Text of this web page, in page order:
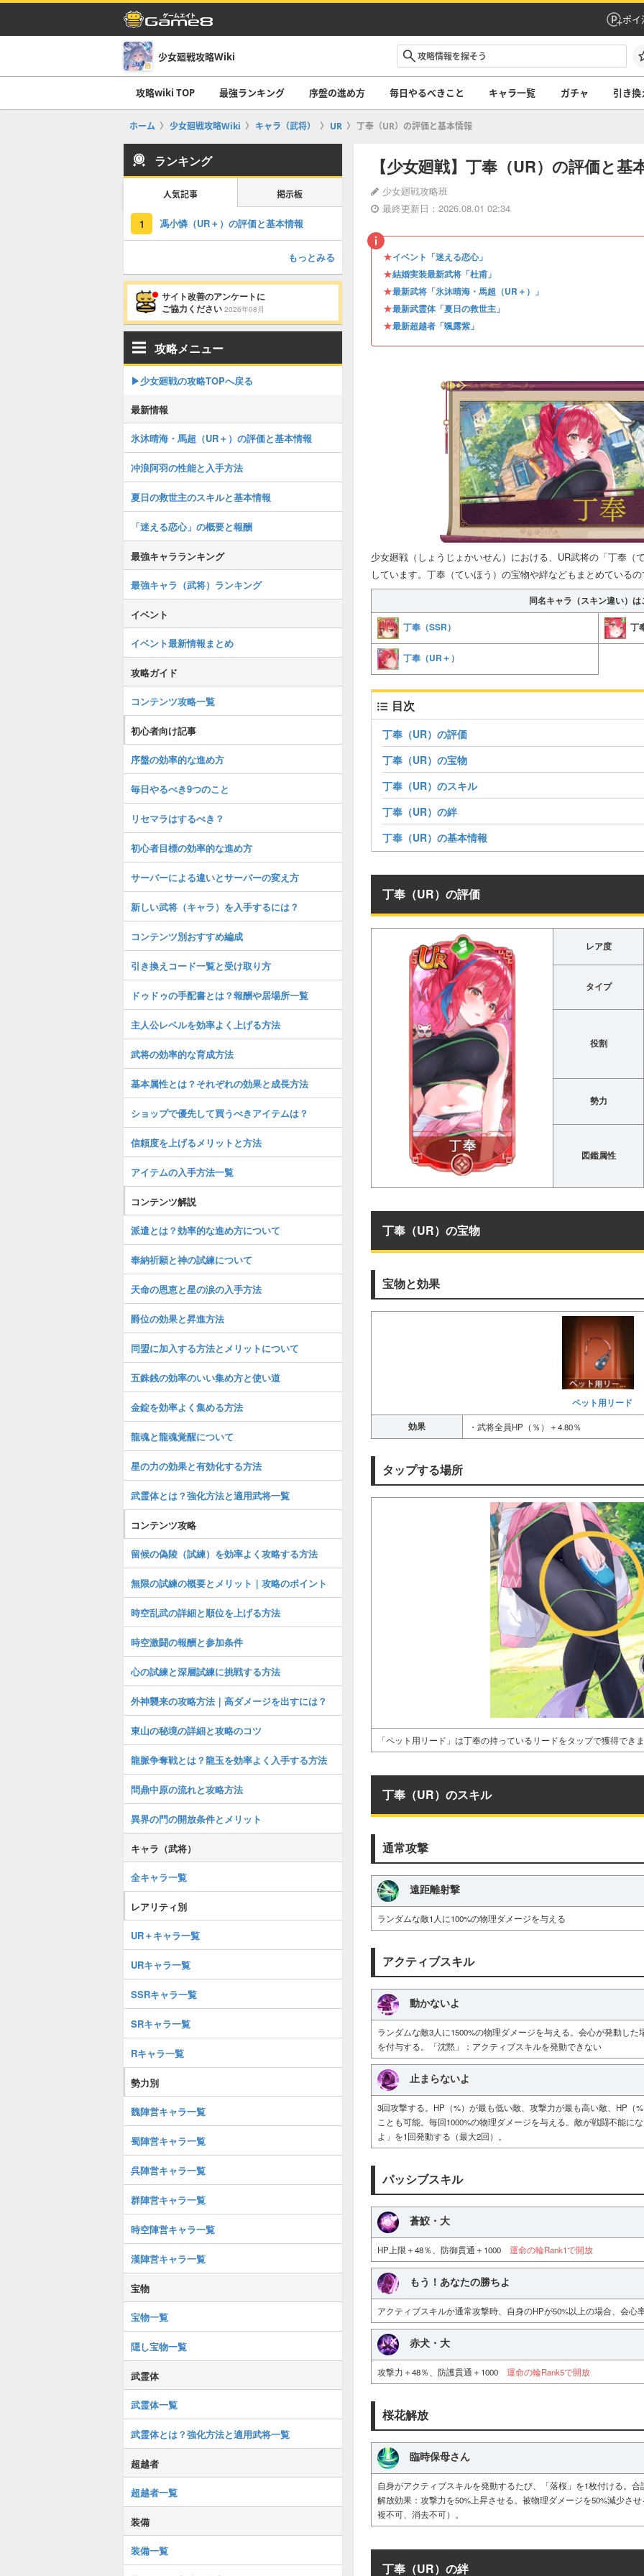
ポイ
少女廻戦攻略Wiki
攻略wiki TOP 最強ランキング 序盤の進め方 毎日やるべきこと キャラ一覧 ガチャ 引き換
ホーム 少女廻戦攻略Wiki キャラ（武将） UR 丁奉（UR）の評価と基本情報
【少女廻戦】丁奉（UR）の評価と基
少女廻戦攻略班
最終更新日：2026.08.01 02:34
★イベント「迷える恋心」
★結婚実装最新武将「杜甫」
★最新武将「氷沐晴海・馬超（UR＋）」
★最新武霊体「夏日の救世主」
★最新超越者「颯露紫」
少女廻戦（しょうじょかいせん）における、UR武将の「丁奉（
しています。丁奉（ていほう）の宝物や絆などもまとめている
同名キャラ（スキン違い）は
丁奉（SSR） 丁
丁奉（UR＋）
目次
丁奉（UR）の評価
丁奉（UR）の宝物
丁奉（UR）のスキル
丁奉（UR）の絆
丁奉（UR）の基本情報
丁奉（UR）の評価
レア度
タイプ
役割
勢力
図鑑属性
丁奉（UR）の宝物
宝物と効果
ペット用リード
効果 ・武将全員HP（％）＋4.80％
タップする場所
「ペット用リード」は丁奉の持っているリードをタップで獲得でき
丁奉（UR）のスキル
通常攻撃
遠距離射撃
ランダムな敵1人に100%の物理ダメージを与える
アクティブスキル
動かないよ
ランダムな敵3人に1500%の物理ダメージを与える。会心が発動し
を付与する。「沈黙」：アクティブスキルを発動できない
止まらないよ
3回攻撃する。HP（%）が最も低い敵、攻撃力が最も高い敵、HP（
ことも可能。毎回1000%の物理ダメージを与える。敵が戦闘不能に
よ」を1回発動する（最大2回）。
パッシブスキル
蒼鮫・大
HP上限＋48％、防御貫通＋1000 運命の輪Rank1で開放
もう！あなたの勝ちよ
アクティブスキルか通常攻撃時、自身のHPが50%以上の場合、会
赤犬・大
攻撃力＋48％、防護貫通＋1000 運命の輪Rank5で開放
桜花解放
臨時保母さん
自身がアクティブスキルを発動するたび、「落桜」を1枚付ける。
解放効果：攻撃力を50%上昇させる。被物理ダメージを50%減少さ
複不可、消去不可）。
丁奉（UR）の絆
ランキング
人気記事 掲示板
1 馮小憐（UR＋）の評価と基本情報
もっとみる
サイト改善のアンケートに
ご協力ください 2026年08月
攻略メニュー
▶︎少女廻戦の攻略TOPへ戻る
最新情報
氷沐晴海・馬超（UR＋）の評価と基本情報
冲浪阿羽の性能と入手方法
夏日の救世主のスキルと基本情報
「迷える恋心」の概要と報酬
最強キャラランキング
最強キャラ（武将）ランキング
イベント
イベント最新情報まとめ
攻略ガイド
コンテンツ攻略一覧
初心者向け記事
序盤の効率的な進め方
毎日やるべき9つのこと
リセマラはするべき？
初心者目標の効率的な進め方
サーバーによる違いとサーバーの変え方
新しい武将（キャラ）を入手するには？
コンテンツ別おすすめ編成
引き換えコード一覧と受け取り方
ドゥドゥの手配書とは？報酬や居場所一覧
主人公レベルを効率よく上げる方法
武将の効率的な育成方法
基本属性とは？それぞれの効果と成長方法
ショップで優先して買うべきアイテムは？
信頼度を上げるメリットと方法
アイテムの入手方法一覧
コンテンツ解説
派遣とは？効率的な進め方について
奉納祈願と神の試練について
天命の恩恵と星の涙の入手方法
爵位の効果と昇進方法
同盟に加入する方法とメリットについて
五銖銭の効率のいい集め方と使い道
金錠を効率よく集める方法
龍魂と龍魂覚醒について
星の力の効果と有効化する方法
武霊体とは？強化方法と適用武将一覧
コンテンツ攻略
留候の偽陵（試練）を効率よく攻略する方法
無限の試練の概要とメリット｜攻略のポイント
時空乱武の詳細と順位を上げる方法
時空激闘の報酬と参加条件
心の試練と深層試練に挑戦する方法
外神襲来の攻略方法｜高ダメージを出すには？
東山の秘境の詳細と攻略のコツ
龍脈争奪戦とは？龍玉を効率よく入手する方法
問鼎中原の流れと攻略方法
異界の門の開放条件とメリット
キャラ（武将）
全キャラ一覧
レアリティ別
UR＋キャラ一覧
URキャラ一覧
SSRキャラ一覧
SRキャラ一覧
Rキャラ一覧
勢力別
魏陣営キャラ一覧
蜀陣営キャラ一覧
呉陣営キャラ一覧
群陣営キャラ一覧
時空陣営キャラ一覧
漢陣営キャラ一覧
宝物
宝物一覧
隠し宝物一覧
武霊体
武霊体一覧
武霊体とは？強化方法と適用武将一覧
超越者
超越者一覧
装備
装備一覧